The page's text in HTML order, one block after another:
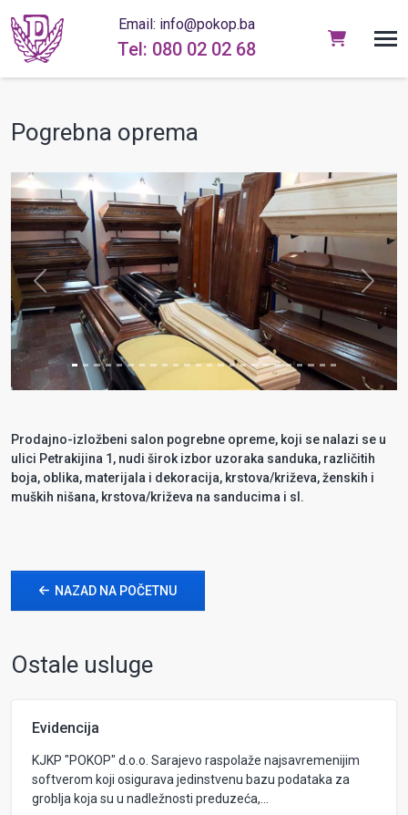
Email: info@pokop.ba
Tel: 080 02 02 68
Pogrebna oprema
prev next
Prodajno-izložbeni salon pogrebne opreme, koji se nalazi se u
ulici Petrakijina 1, nudi širok izbor uzoraka sanduka, različitih
boja, oblika, materijala i dekoracija, krstova/križeva, ženskih i
muških nišana, krstova/križeva na sanducima i sl.
NAZAD NA POČETNU
Ostale usluge
Evidencija
KJKP "POKOP" d.o.o. Sarajevo raspolaže najsavremenijim
softverom koji osigurava jedinstvenu bazu podataka za
groblja koja su u nadležnosti preduzeća,...